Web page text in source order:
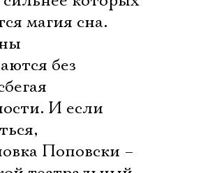
магия сна.
без
И если
Поповски –